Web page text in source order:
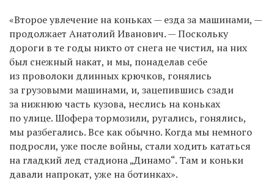
«Второе увлечение на коньках — езда за машинами, —
продолжает Анатолий Иванович. — Поскольку
дороги в те годы никто от снега не чистил, на них
был снежный накат, и мы, понаделав себе
из проволоки длинных крючков, гонялись
за грузовыми машинами, и, зацепившись сзади
за нижнюю часть кузова, неслись на коньках
по улице. Шофера тормозили, ругались, гонялись,
мы разбегались. Все как обычно. Когда мы немного
подросли, уже после войны, стали ходить кататься
на гладкий лед стадиона „Динамо“. Там и коньки
давали напрокат, уже на ботинках».